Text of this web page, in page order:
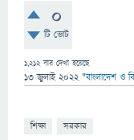
0
টি ভোট
1,212বার দেখা হয়েছে
13 জুলাই 2022 "বাংলাদেশ ও
শিক্ষা সরকার